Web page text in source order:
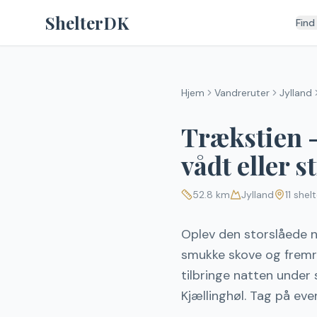
ShelterDK
Hjem Vandreruter Jylland
Trækstien
vådt eller
52.8 km Jylland 11
Oplev den storslåede
smukke skove og
tilbringe natten under
Kjællinghøl. Tag på